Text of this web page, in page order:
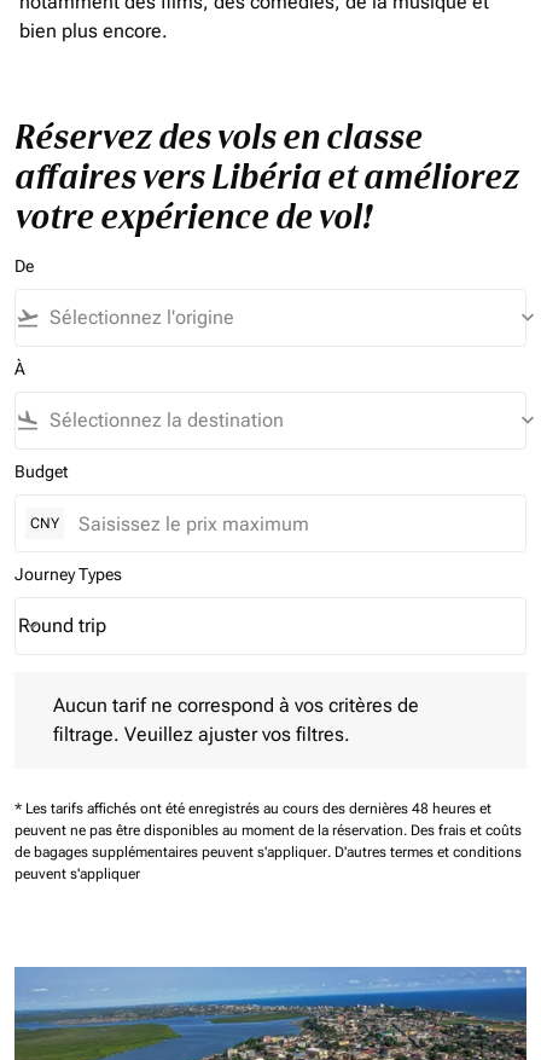
bien plus encore.
Réservez des vols en classe
affaires vers Libéria et améliorez
votre expérience de vol!
De
flight_takeoff keyboard_arrow_down
À
flight_land keyboard_arrow_down
Budget
CNY
Journey Types
Journey Types option Round trip Selected
Round trip
keyboard_arrow_down
Aucun tarif ne correspond à vos critères de
filtrage. Veuillez ajuster vos filtres.
* Les tarifs affichés ont été enregistrés au cours des dernières 48 heures et
peuvent ne pas être disponibles au moment de la réservation. Des frais et coûts
de bagages supplémentaires peuvent s'appliquer. D'autres termes et conditions
peuvent s'appliquer